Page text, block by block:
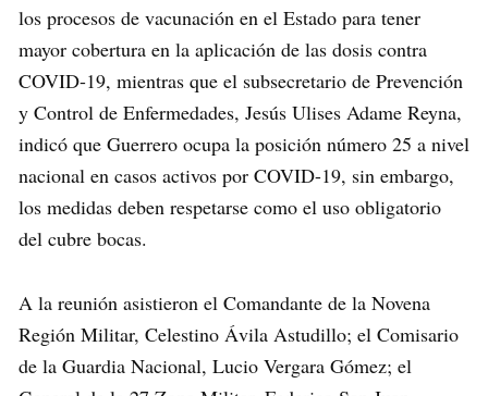
los procesos de vacunación en el Estado para tener
mayor cobertura en la aplicación de las dosis contra
COVID-19, mientras que el subsecretario de Prevención
y Control de Enfermedades, Jesús Ulises Adame Reyna,
indicó que Guerrero ocupa la posición número 25 a nivel
nacional en casos activos por COVID-19, sin embargo,
los medidas deben respetarse como el uso obligatorio
del cubre bocas.
A la reunión asistieron el Comandante de la Novena
Región Militar, Celestino Ávila Astudillo; el Comisario
de la Guardia Nacional, Lucio Vergara Gómez; el